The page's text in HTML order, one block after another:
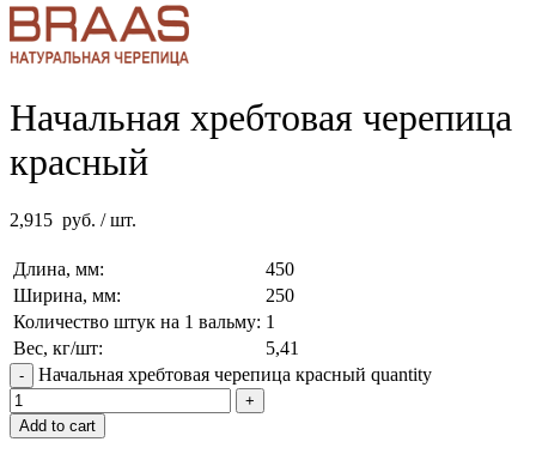
Начальная хребтовая черепица
красный
2,915 руб. / шт.
Длина, мм:
450
Ширина, мм:
250
Количество штук на 1 вальму: 1
Вес, кг/шт:
5,41
Начальная хребтовая черепица красный quantity
Add to cart